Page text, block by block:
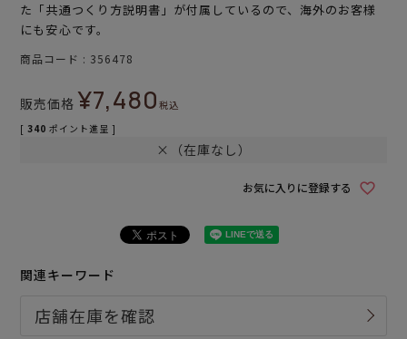
た「共通つくり方説明書」が付属しているので、海外のお客様
にも安心です。
商品コード 356478
販売価格 ¥7,480税込
[ 340 ポイント進呈 ]
×（在庫なし）
お気に入りに登録する
関連キーワード